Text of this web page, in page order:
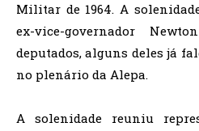
Militar de 1964. A
ex-vice-governador
deputados, alguns deles já
no plenário da Alepa.
A solenidade reuniu